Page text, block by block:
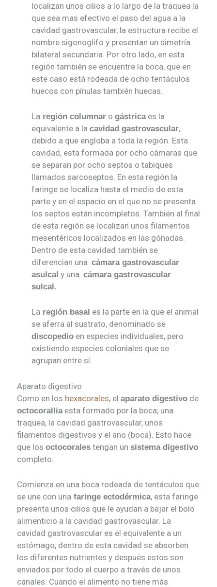
localizan unos cilios a lo largo de la traquea la
que sea mas efectivo el paso del agua a la
cavidad gastrovascular, la estructura recibe el
nombre sigonoglifo y presentan un simetría
bilateral secundaria. Por otro lado, en esta
región también se encuentre la boca, que en
este caso está rodeada de ocho tentáculos
huecos con pínulas también huecas.
La región columnar o gástricaes la
equivalente a la cavidad gastrovascular,
debido a que engloba a toda la región. Esta
cavidad, esta formada por ocho cámaras que
se separan por ocho septos o tabiques
llamados sarcoseptos. En esta región la
faringe se localiza hasta el medio de esta
parte y en el espacio en el que no se presenta
los septos están incompletos. También al final
de esta región se localizan unos filamentos
mesentéricos localizados en las gónadas.
Dentro de esta cavidad también se
diferencian una cámara gastrovascular
asulcal y una cámara gastrovascular
sulcal.
La región basal es la parte en la que el animal
se aferra al sustrato, denominado se
discopedio en especies individuales, pero
existiendo especies coloniales que se
agrupan entre sí.
Aparato digestivo
Como en los hexacorales, el aparato digestivo de
octocoralliaesta formado por la boca, una
traquea, la cavidad gastrovascular, unos
filamentos digestivos y el ano (boca). Esto hace
que los octocorales tengan un sistema digestivo
completo.
Comienza en una boca rodeada de tentáculos que
se une con una faringe ectodérmica, esta faringe
presenta unos cilios que le ayudan a bajar el bolo
alimenticio a la cavidad gastrovascular. La
cavidad gastrovascular es el equivalente a un
estómago, dentro de esta cavidad se absorben
los diferentes nutrientes y después estos son
enviados por todo el cuerpo a través de unos
canales. Cuando el alimento no tiene más